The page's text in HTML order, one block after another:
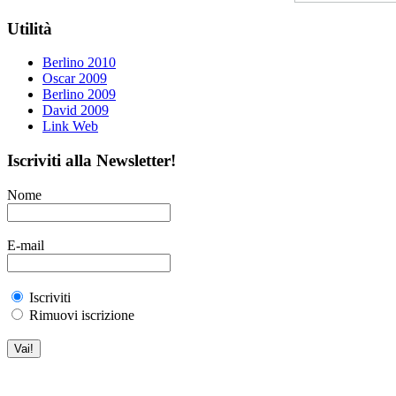
Utilità
Berlino 2010
Oscar 2009
Berlino 2009
David 2009
Link Web
Iscriviti alla Newsletter!
Nome
E-mail
Iscriviti
Rimuovi iscrizione